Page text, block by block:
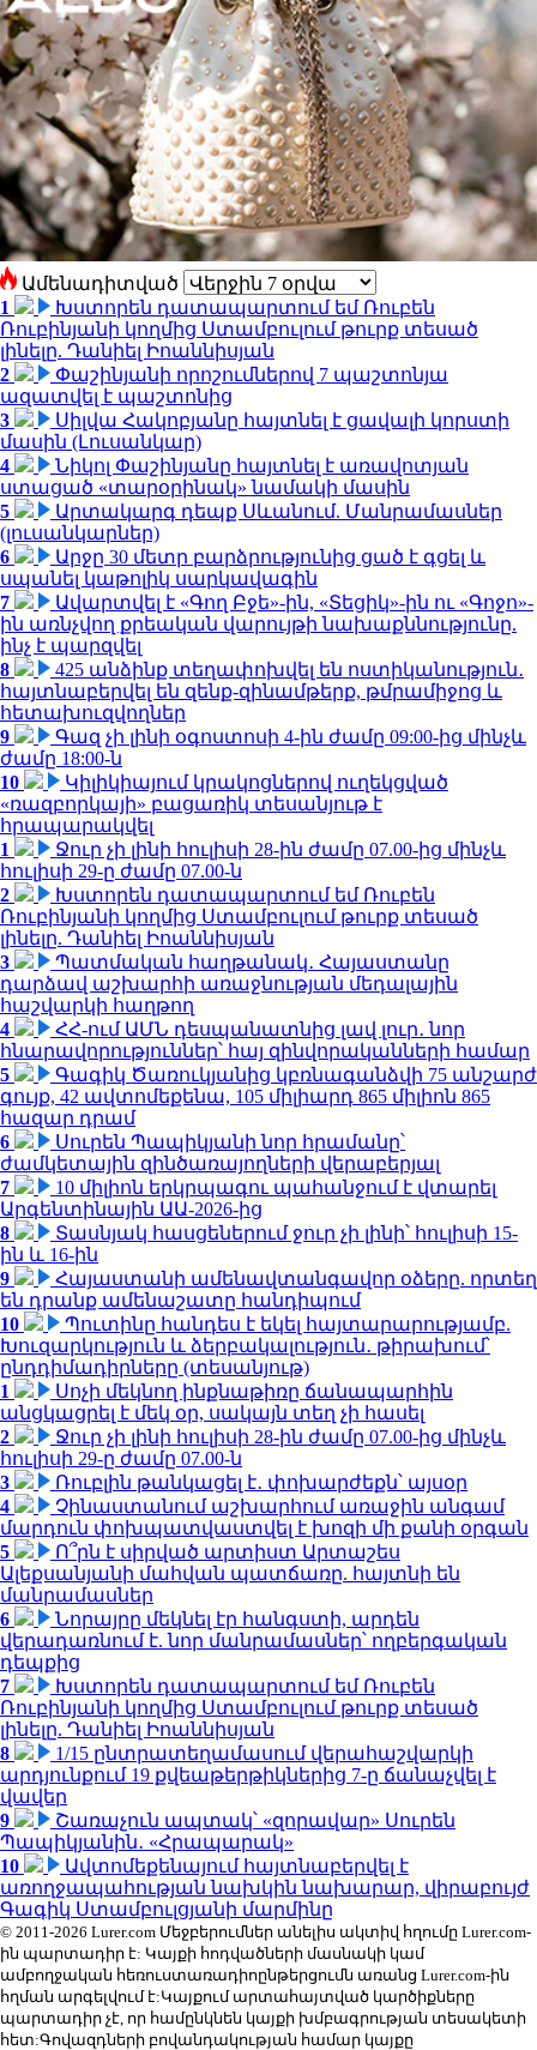
Ամենադիտված
1
Խստորեն դատապարտում եմ Ռուբեն
Ռուբինյանի կողմից Ստամբուլում թուրք տեսած
լինելը. Դանիել Իոաննիսյան
2
Փաշինյանի որոշումներով 7 պաշտոնյա
ազատվել է պաշտոնից
3
Սիլվա Հակոբյանը հայտնել է ցավալի կորստի
մասին (Լուսանկար)
4
Նիկոլ Փաշինյանը հայտնել է առավոտյան
ստացած «տարօրինակ» նամակի մասին
5
Արտակարգ դեպք Սևանում. Մանրամասներ
(լուսանկարներ)
6
Արջը 30 մետր բարձրությունից ցած է գցել և
սպանել կաթոլիկ սարկավագին
7
Ավարտվել է «Գող Բջե»-ին, «Տեցիկ»-ին ու «Գոջո»-
ին առնչվող քրեական վարույթի նախաքննությունը.
ինչ է պարզվել
8
425 անձինք տեղափոխվել են ոստիկանություն․
հայտնաբերվել են զենք-զինամթերք, թմրամիջոց և
հետախուզվողներ
9
Գազ չի լինի օգոստոսի 4-ին ժամը 09:00-ից մինչև
ժամը 18:00-ն
10
Կիլիկիայում կրակոցներով ուղեկցված
«ռազբորկայի» բացառիկ տեսանյութ է
հրապարակվել
1
Ջուր չի լինի հուլիսի 28-ին ժամը 07.00-ից մինչև
հուլիսի 29-ը ժամը 07.00-ն
2
Խստորեն դատապարտում եմ Ռուբեն
Ռուբինյանի կողմից Ստամբուլում թուրք տեսած
լինելը. Դանիել Իոաննիսյան
3
Պատմական հաղթանակ․ Հայաստանը
դարձավ աշխարհի առաջնության մեդալային
հաշվարկի հաղթող
4
ՀՀ-ում ԱՄՆ դեսպանատնից լավ լուր․ նոր
հնարավորություններ՝ հայ զինվորականների համար
5
Գագիկ Ծառուկյանից կբռնագանձվի 75 անշարժ
գույք, 42 ավտոմեքենա, 105 միլիարդ 865 միլիոն 865
հազար դրամ
6
Սուրեն Պապիկյանի նոր հրամանը՝
ժամկետային զինծառայողների վերաբերյալ
7
10 միլիոն երկրպագու պահանջում է վտարել
Արգենտինային ԱԱ-2026-ից
8
Տասնյակ հասցեներում ջուր չի լինի՝ հուլիսի 15-
ին և 16-ին
9
Հայաստանի ամենավտանգավոր օձերը. որտեղ
են դրանք ամենաշատը հանդիպում
10
Պուտինը հանդես է եկել հայտարարությամբ.
Խուզարկություն և ձերբակալություն․ թիրախում՝
ընդդիմադիրները (տեսանյութ)
1
Սոչի մեկնող ինքնաթիռը ճանապարհին
անցկացրել է մեկ օր, սակայն տեղ չի հասել
2
Ջուր չի լինի հուլիսի 28-ին ժամը 07.00-ից մինչև
հուլիսի 29-ը ժամը 07.00-ն
3
Ռուբլին թանկացել է․ փոխարժեքն՝ այսօր
4
Չինաստանում աշխարհում առաջին անգամ
մարդուն փոխպատվաստվել է խոզի մի քանի օրգան
5
Ո՞րն է սիրված արտիստ Արտաշես
Ալեքսանյանի մահվան պատճառը. հայտնի են
մանրամասներ
6
Նորայրը մեկնել էր հանգստի, արդեն
վերադառնում է. նոր մանրամասներ՝ ողբերգական
դեպքից
7
Խստորեն դատապարտում եմ Ռուբեն
Ռուբինյանի կողմից Ստամբուլում թուրք տեսած
լինելը. Դանիել Իոաննիսյան
8
1/15 ընտրատեղամասում վերահաշվարկի
արդյունքում 19 քվեաթերթիկներից 7-ը ճանաչվել է
վավեր
9
Շառաչուն ապտակ՝ «զորավար» Սուրեն
Պապիկյանին․ «Հրապարակ»
10
Ավտոմեքենայում հայտնաբերվել է
առողջապահության նախկին նախարար, վիրաբույժ
Գագիկ Ստամբուլցյանի մարմինը
© 2011-2026 Lurer.com Մեջբերումներ անելիս ակտիվ հղումը Lurer.com-
ին պարտադիր է: Կայքի հոդվածների մասնակի կամ
ամբողջական հեռուստառադիոընթերցումն առանց Lurer.com-ին
հղման արգելվում է:Կայքում արտահայտված կարծիքները
պարտադիր չէ, որ համընկնեն կայքի խմբագրության տեսակետի
հետ:Գովազդների բովանդակության համար կայքը